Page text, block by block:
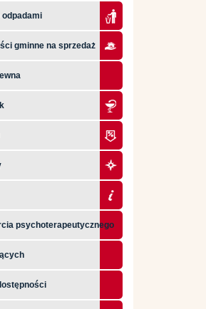
gminne na sprzedaż
psychoterapeutycznego